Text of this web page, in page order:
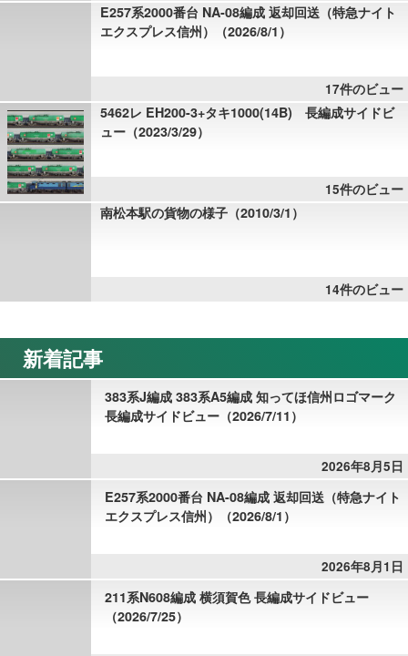
E257系2000番台 NA-08編成 返却回送（特急ナイト
エクスプレス信州）（2026/8/1）
17件のビュー
5462レ EH200-3+タキ1000(14B) 長編成サイドビ
ュー（2023/3/29）
15件のビュー
南松本駅の貨物の様子（2010/3/1）
14件のビュー
新着記事
383系J編成 383系A5編成 知ってほ信州ロゴマーク
長編成サイドビュー（2026/7/11）
2026年8月5日
E257系2000番台 NA-08編成 返却回送（特急ナイト
エクスプレス信州）（2026/8/1）
2026年8月1日
211系N608編成 横須賀色 長編成サイドビュー
（2026/7/25）